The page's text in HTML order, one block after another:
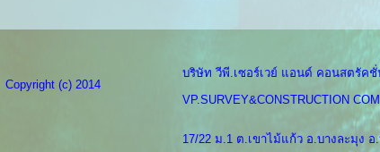
Copyright (c) 2014
บริษัท วีพี.เซอร์เวย์ แอนด์ คอนสตรัคชั่
VP.SURVEY&CONSTRUCTION
17/22 ม.1 ต.เขาไม้แก้ว อ.บางละมุง อ